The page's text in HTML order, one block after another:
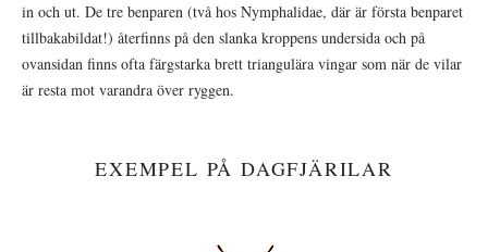
in och ut. De tre benparen (två hos Nymphalidae, där är första benparet
tillbakabildat!) återfinns på den slanka kroppens undersida och på
ovansidan finns ofta färgstarka brett triangulära vingar som när de vilar
är resta mot varandra över ryggen.
EXEMPEL PÅ DAGFJÄRILAR